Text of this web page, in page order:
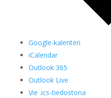
Google-kalenteri
iCalendar
Outlook 365
Outlook Live
Vie .ics-tiedostona